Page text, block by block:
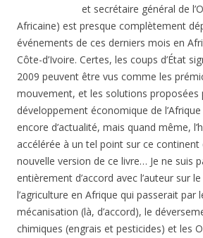
et secrétaire général de
Africaine) est presque complètement
événements de ces derniers mois en
Côte-d’Ivoire. Certes, les coups d’État
2009 peuvent être vus comme les
mouvement, et les solutions proposées
développement économique de
encore d’actualité, mais quand même,
accélérée à un tel point sur ce continent
nouvelle version de ce livre… Je ne suis
entièrement d’accord avec l’auteur sur
l’agriculture en Afrique qui passerait par
mécanisation (là, d’accord), le
chimiques (engrais et pesticides) et les